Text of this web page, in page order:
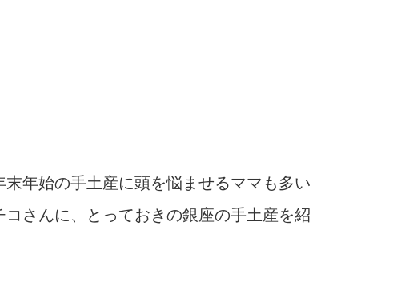
年始の手土産に頭を悩ませるママも多い
さんに、とっておきの銀座の手土産を紹